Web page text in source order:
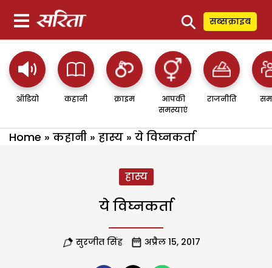
⚲ सब्सक्राइब
ऑडियो कहानी क्राइम
आपकी
समस्याएं
राजनीति
Home » कहानी » हास्य » ये विघ्नकर्ता
हास्य
ये विघ्नकर्ता
सुरजीत सिंह अप्रैल 15, 2017